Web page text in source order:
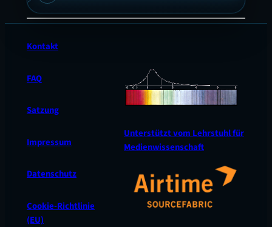
Kontakt
FAQ
Satzung
Impressum
Datenschutz
Cookie-Richtlinie
(EU)
Unterstützt vom Lehrstuhl für
Medienwissenschaft